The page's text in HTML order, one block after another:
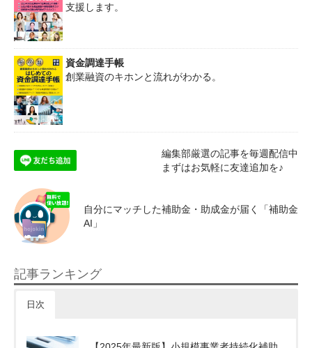
支援します。
資金調達手帳
創業融資のキホンと流れがわかる。
編集部厳選の記事を毎週配信中
まずはお気軽に友達追加を♪
自分にマッチした補助金・助成金が届く「補助金
AI」
記事ランキング
日次